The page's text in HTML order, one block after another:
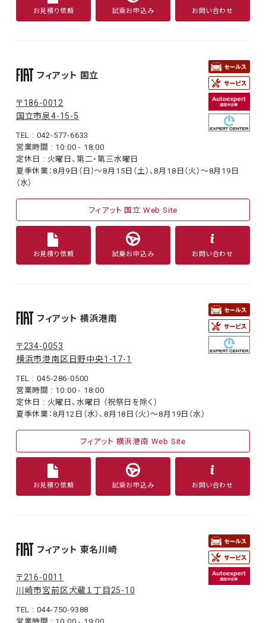
お見積り依頼 試乗お申込み お問い合わせ
フィアット 国立
〒186-0012
国立市泉4-15-5
TEL : 042-577-6633
営業時間 : 10:00 - 18:00
定休日 : 火曜日、第二・第三水曜日
夏季休業：8月9日（日）〜8月15日（土）、8月18日（火）〜8月19日
（水）
フィアット 国立 Web Site
お見積り依頼 試乗お申込み お問い合わせ
フィアット 横浜港南
〒234-0053
横浜市港南区日野中央1-17-1
TEL : 045-286-0500
営業時間 : 10:00 - 18:00
定休日 : 火曜日、水曜日 （祝祭日を除く）
夏季休業：8月12日（水）、8月18日（火）〜8月19日（水）
フィアット 横浜港南 Web Site
お見積り依頼 試乗お申込み お問い合わせ
フィアット 東名川崎
〒216-0011
川崎市宮前区犬蔵１丁目25-10
TEL : 044-750-9388
営業時間 : 10:00 - 19:00